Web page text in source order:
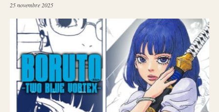
25 novembre 2025